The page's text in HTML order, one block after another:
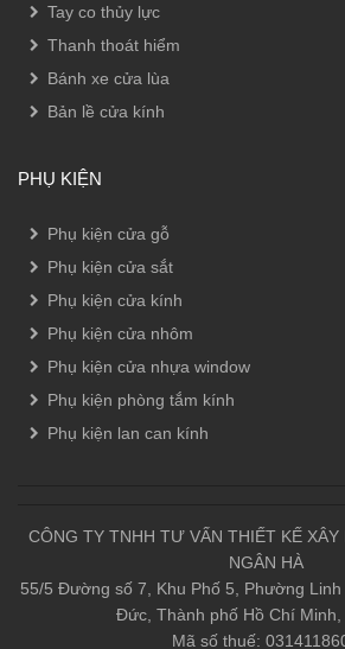
Tay co thủy lực
Thanh thoát hiểm
Bánh xe cửa lùa
Bản lề cửa kính
PHỤ KIỆN
Phụ kiện cửa gỗ
Phụ kiện cửa sắt
Phụ kiện cửa kính
Phụ kiện cửa nhôm
Phụ kiện cửa nhựa window
Phụ kiện phòng tắm kính
Phụ kiện lan can kính
CÔNG TY TNHH TƯ VẤN THIẾT KẾ
NGÂN HÀ
55/5 Đường số 7, Khu Phố 5, Phường
Đức, Thành phố Hồ Chí Minh,
Mã số thuế: